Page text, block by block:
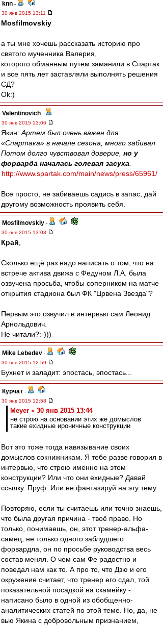
knn -
30 янв 2015 13:11
Mosfilmovskiy
а ты мне хочешь рассказать историю про
святого мученника Валерия,
которого обманным путем заманили в Спартак
и все пять лет заставляли выполнять решения
СД?
Ok:)
Valentinovich -
30 янв 2015 13:06
Якин: Артем был очень важен для
«Спартака» в начале сезона, много забивал.
Потом долго чувствовал доверие, но у
форварда началась голевая засуха
http://www.spartak.com/main/news/press/65961/
Все просто, не забиваешь садись в запас, дай
другому возможность проявить себя.
Mosfilmovskiy -
30 янв 2015 13:03
Край
Сколько ещё раз надо написать о том, что на
встрече актива движа с Федуном Л.А. была
озвучена просьба, чтобы соперником на матче
открытия стадиона был ФК "Црвена Звезда"?
Первым это озвучил в интервью сам Леонид
Арнольдович.
Не читали?:-)))
Mike Lebedev -
30 янв 2015 12:59
Бухнет и заладит: эпостась, эпостась...
Курчат -
30 янв 2015 12:58
Meyer » 30 янв 2015 13:44
не строю на основании этих же домыслов
такие ехидные ироничные конструкции
Вот это тоже тогда навязывание своих
домыслов сокнижникам. Я тебе разве говорил в
интервью, что строю именно на этом
конструкции? Или что они ехидные? Давай
ссылку. Пруф. Или не фантазируй на эту тему.
Повторяю, если ты считаешь или точно знаешь,
что была другая причина - твоё право. Но
только, понимаешь, он, этот тренер-альфа-
самец, не только одного заблудшего
форвардла, он по просьбе руководства весь
состав менял. О чем сам Фе радостно и
поведал нам как то. А про то, что Дзю и его
окружение считает, что тренер его сдал, той
показательной посадкой на скамейку -
написано было в одной из обобщенно-
аналитических статей по этой теме. Но, да, не
вью Якина с добровольным признанием,